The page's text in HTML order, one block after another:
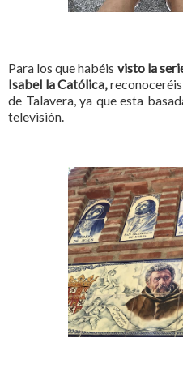
Para los que habéis visto la
Isabel la Católica,reconoceréis
de Talavera, ya que esta
televisión.